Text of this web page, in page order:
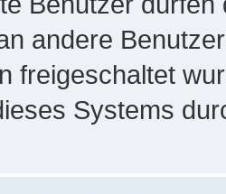
andere
freigeschaltet
Systems